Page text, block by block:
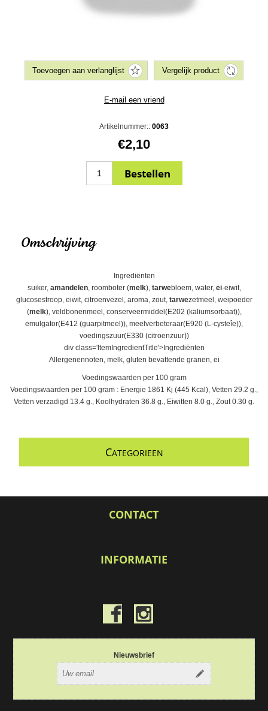
Artikelnummer:: 0063
€2,10
Omschrijving
Ingrediënten
suiker, amandelen, roomboter (melk), tarwebloem, water, ei-eiwit,
glucosestroop, eiwit, citroenvezel, aroma, zout, tarwezetmeel, weipoeder
(melk), veldbonenmeel, conserveermiddel(E202 (kaliumsorbaat)),
emulgator(E412 (guarpitmeel)), meelverbeteraar(E920 (L-cysteîe)),
voedingszuur(E330 (citroenzuur))
div class='ItemIngredientTitle'>Ingrediënten
Allergenennoten, melk, gluten bevattende granen, ei
Voedingswaarden per 100 gram
Voedingswaarden per 100 gram : Energie 1861 Kj (445 Kcal), Vetten 29.2 g.,
Vetten verzadigd 13.4 g., Koolhydraten 36.8 g., Eiwitten 8.0 g., Zout 0.30 g.
CATEGORIEEN
CONTACT
INFORMATIE
Nieuwsbrief